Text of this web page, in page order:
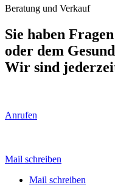
Beratung und Verkauf
Sie haben
oder dem
Wir sind
Anrufen
Mail schreiben
Mail schreiben